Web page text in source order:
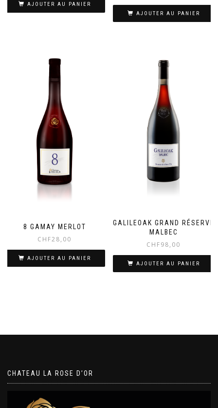
AJOUTER AU PANIER
AJOUTER AU PANIER
8 GAMAY MERLOT
CHF28,00
AJOUTER AU PANIER
GALILEOAK GRAND RÉSERVE
MALBEC
CHF98,00
AJOUTER AU PANIER
CHATEAU LA ROSE D’OR